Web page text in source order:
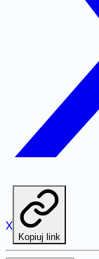
X
Kopiuj link